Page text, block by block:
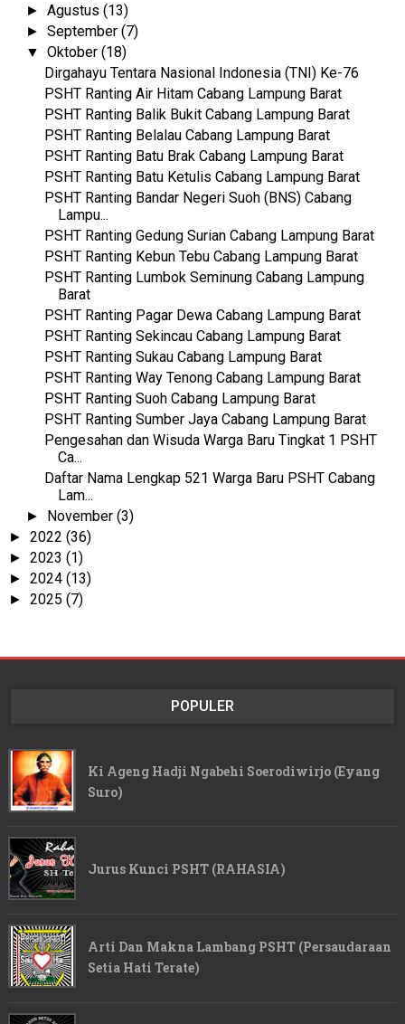
►Agustus(13)
►September(7)
▼Oktober(18)
Dirgahayu Tentara Nasional Indonesia (TNI) Ke-76
PSHT Ranting Air Hitam Cabang Lampung Barat
PSHT Ranting Balik Bukit Cabang Lampung Barat
PSHT Ranting Belalau Cabang Lampung Barat
PSHT Ranting Batu Brak Cabang Lampung Barat
PSHT Ranting Batu Ketulis Cabang Lampung Barat
PSHT Ranting Bandar Negeri Suoh (BNS) Cabang
Lampu...
PSHT Ranting Gedung Surian Cabang Lampung Barat
PSHT Ranting Kebun Tebu Cabang Lampung Barat
PSHT Ranting Lumbok Seminung Cabang Lampung
Barat
PSHT Ranting Pagar Dewa Cabang Lampung Barat
PSHT Ranting Sekincau Cabang Lampung Barat
PSHT Ranting Sukau Cabang Lampung Barat
PSHT Ranting Way Tenong Cabang Lampung Barat
PSHT Ranting Suoh Cabang Lampung Barat
PSHT Ranting Sumber Jaya Cabang Lampung Barat
Pengesahan dan Wisuda Warga Baru Tingkat 1 PSHT
Ca...
Daftar Nama Lengkap 521 Warga Baru PSHT Cabang
Lam...
► November(3)
► 2022 (36)
► 2023 (1)
► 2024 (13)
► 2025 (7)
POPULER
Ki Ageng Hadji Ngabehi Soerodiwirjo (Eyang
Suro)
Jurus Kunci PSHT (RAHASIA)
Arti Dan Makna Lambang PSHT (Persaudaraan
Setia Hati Terate)